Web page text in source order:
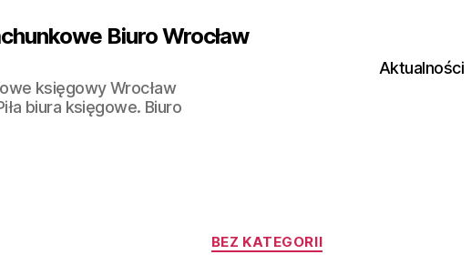
Biuro Wrocław
księgowy Wrocław
biura księgowe. Biuro
Aktualności
Kategorie
BEZ KATEGORII